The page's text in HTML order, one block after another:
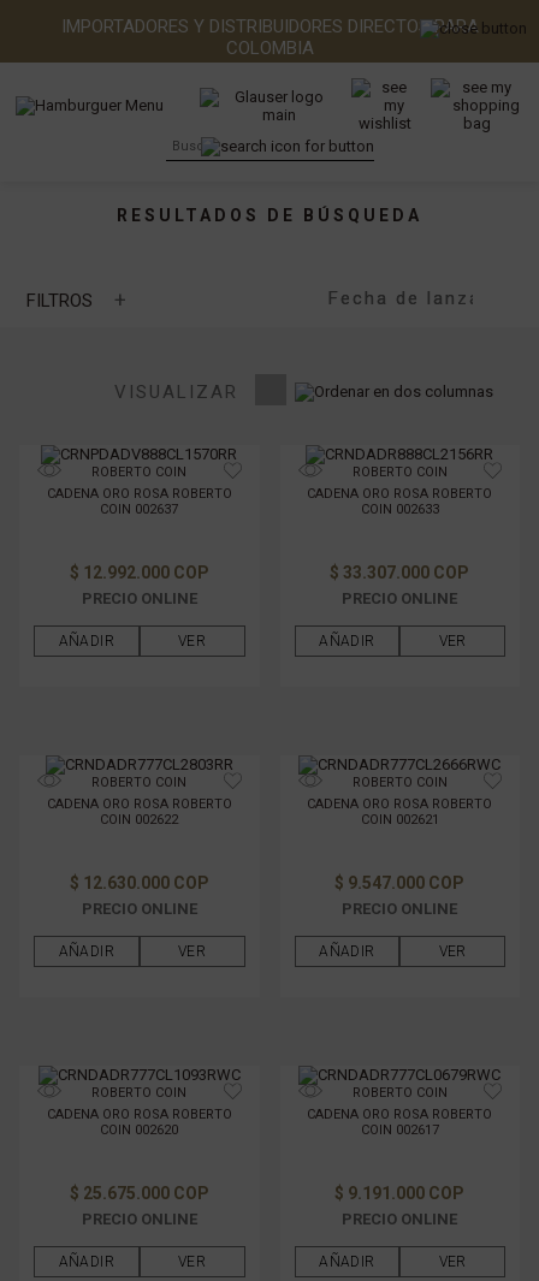
IMPORTADORES Y DISTRIBUIDORES DIRECTOS PARA
COLOMBIA
RESULTADOS DE BÚSQUEDA
FILTROS +
TIPO DE METAL
GÉNERO
FILTRAR POR PRECIO
VISUALIZAR
ROBERTO COIN
CADENA ORO ROSA ROBERTO
COIN 002637
$ 12.992.000 COP
PRECIO ONLINE
AÑADIR VER
ROBERTO COIN
CADENA ORO ROSA ROBERTO
COIN 002633
$ 33.307.000 COP
PRECIO ONLINE
AÑADIR VER
ROBERTO COIN
CADENA ORO ROSA ROBERTO
COIN 002622
$ 12.630.000 COP
PRECIO ONLINE
AÑADIR VER
ROBERTO COIN
CADENA ORO ROSA ROBERTO
COIN 002621
$ 9.547.000 COP
PRECIO ONLINE
AÑADIR VER
ROBERTO COIN
CADENA ORO ROSA ROBERTO
COIN 002620
$ 25.675.000 COP
PRECIO ONLINE
AÑADIR VER
ROBERTO COIN
CADENA ORO ROSA ROBERTO
COIN 002617
$ 9.191.000 COP
PRECIO ONLINE
AÑADIR VER